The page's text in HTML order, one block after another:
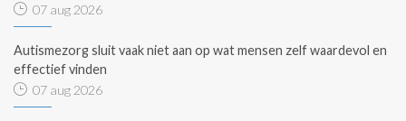
07 aug 2026
Autismezorg sluit vaak niet aan op wat mensen zelf waardevol en
effectief vinden
07 aug 2026